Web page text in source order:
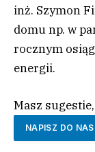
inż. Szymon
domu np. w
rocznym
energii.
Masz
NAPISZ DO NAS